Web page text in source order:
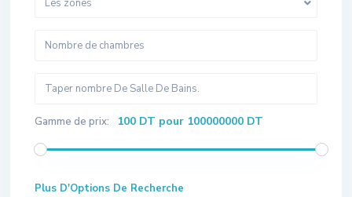
Les zones
Gamme de prix: 100 DT pour 100000000 DT
Plus D'Options De Recherche